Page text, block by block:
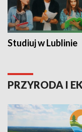
Studiuj w Lublinie
PRZYRODA I